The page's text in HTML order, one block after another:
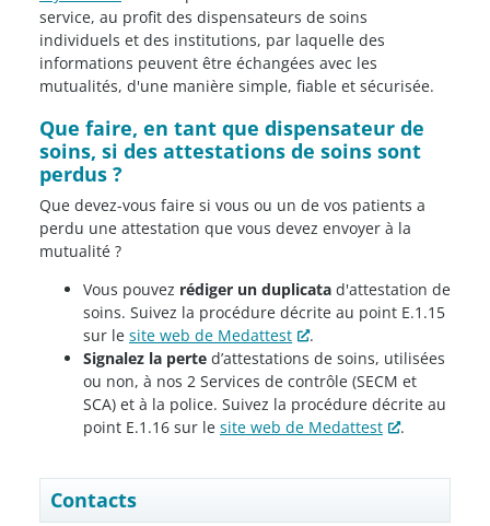
service, au profit des dispensateurs de soins
individuels et des institutions, par laquelle des
informations peuvent être échangées avec les
mutualités, d'une manière simple, fiable et sécurisée.
Que faire, en tant que dispensateur de
soins, si des attestations de soins sont
perdus ?
Que devez-vous faire si vous ou un de vos patients a
perdu une attestation que vous devez envoyer à la
mutualité ?
Vous pouvez rédiger un duplicata d'attestation de
soins. Suivez la procédure décrite au point E.1.15
sur le site web de Medattest
.
Signalez la perte d’attestations de soins, utilisées
ou non, à nos 2 Services de contrôle (SECM et
SCA) et à la police. Suivez la procédure décrite au
point E.1.16 sur le site web de Medattest .
Contacts